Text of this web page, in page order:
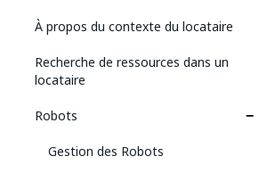
À propos du contexte du locataire
Recherche de ressources dans un
locataire
Robots
Gestion des Robots